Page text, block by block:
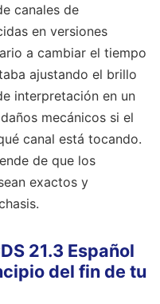
canales de
en versiones
a cambiar el tiempo
ajustando el brillo
interpretación en un
mecánicos si el
canal está tocando.
de que los
exactos y
21.3 Español
del fin de tu